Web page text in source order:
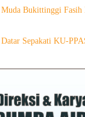
Muda Bukittinggi
Sepakati KU-